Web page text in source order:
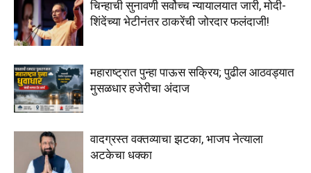
चिन्हाची सुनावणी सर्वोच्च न्यायालयात जारी, मोदी-
शिंदेंच्या भेटीनंतर ठाकरेंची जोरदार फलंदाजी!
महाराष्ट्रात पुन्हा पाऊस सक्रिय; पुढील आठवड्यात
मुसळधार हजेरीचा अंदाज
वादग्रस्त वक्तव्याचा झटका, भाजप नेत्याला
अटकेचा धक्का